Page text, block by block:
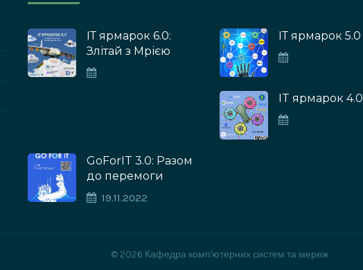
ІТ ярмарок 6.0:
Злітай з Мрією
ІТ ярмарок 5.0
IT ярмарок 4.0
GoForIT 3.0: Разом
до перемоги
19.11.2022
© 2026 Кафедра комп'ютерних систем та мереж